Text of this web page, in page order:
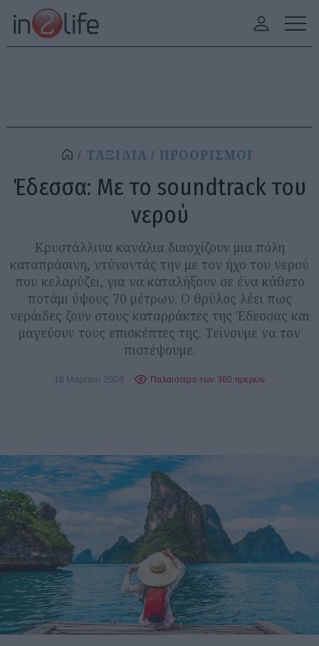
ΤΑΞΙΔΙΑ ΠΡΟΟΡΙΣΜΟΙ
Έδεσσα: Με το soundtrack του
νερού
Κρυστάλλινα κανάλια διασχίζουν μια πόλη
καταπράσινη, ντύνοντάς την με τον ήχο του νερού
που κελαρύζει, για να καταλήξουν σε ένα κάθετο
ποτάμι ύψους 70 μέτρων. Ο θρύλος λέει πως
νεράιδες ζουν στους καταρράκτες της Έδεσσας και
μαγεύουν τους επισκέπτες της. Τείνουμε να τον
πιστέψουμε.
18 Μαρτίου 2008 Παλαιότερο των 360 ημερών